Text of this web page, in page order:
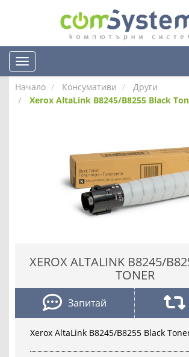
Начало Консумативи
Други
Xerox AltaLink B8245/B8255 Black
XEROX ALTALINK B8245/
TONER
Запитай
Xerox AltaLink B8245/B8255 Black